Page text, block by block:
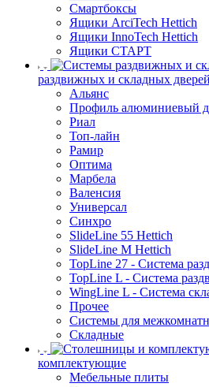
Смартбоксы
Ящики ArciTech Hettich
Ящики InnoTech Hettich
Ящики СТАРТ
раздвижных и складных дверей
Альянс
Профиль алюминиевый
Риал
Топ-лайн
Рамир
Оптима
Марбела
Валенсия
Универсал
Синхро
SlideLine 55 Hettich
SlideLine M Hettich
TopLine 27 - Система
TopLine L - Система
WingLine L - Система
Прочее
Системы для
Складные
комплектующие
Мебельные плиты